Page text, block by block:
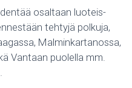
osaltaan luoteis-
tehtyjä polkuja,
Malminkartanossa,
Vantaan puolella mm.